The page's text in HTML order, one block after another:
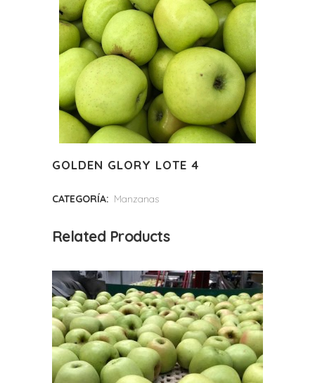
GOLDEN GLORY LOTE 4
CATEGORÍA: Manzanas
Related Products